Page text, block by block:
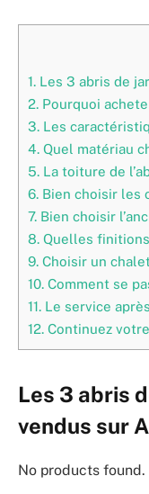
1. Les 3 abris de
2. Pourquoi
3. Les
4. Quel matériau
5. La toiture de
6. Bien choisir les
7. Bien choisir
8. Quelles
9. Choisir un
10. Comment se
11. Le service
12. Continuez
Les 3 abris
vendus sur
No products found.